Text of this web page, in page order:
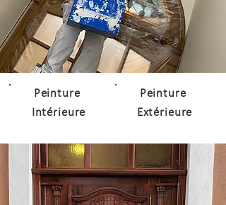
Peinture
Intérieure
Peinture
Extérieure